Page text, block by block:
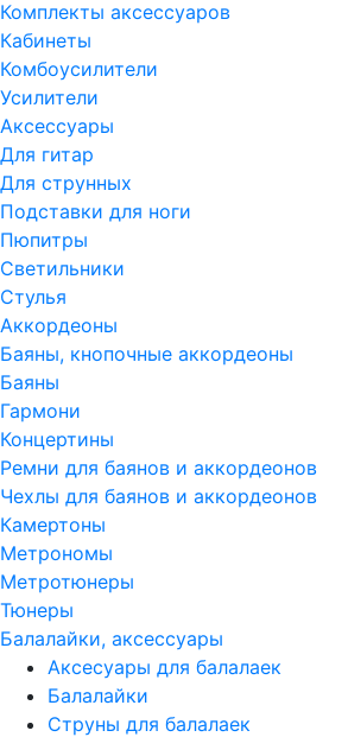
Комплекты аксессуаров
Кабинеты
Комбоусилители
Усилители
Аксессуары
Для гитар
Для струнных
Подставки для ноги
Пюпитры
Светильники
Стулья
Аккордеоны
Баяны, кнопочные аккордеоны
Баяны
Гармони
Концертины
Ремни для баянов и аккордеонов
Чехлы для баянов и аккордеонов
Камертоны
Метрономы
Метротюнеры
Тюнеры
Балалайки, аксессуары
Аксесуары для балалаек
Балалайки
Струны для балалаек